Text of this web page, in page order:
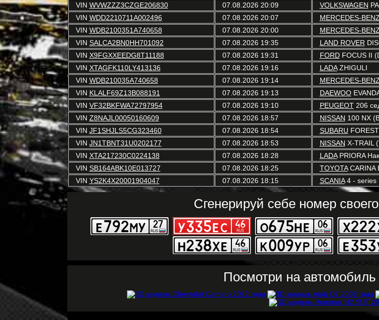
VIN WVWZZZ3CZGE206830 07.08.2026 20:09 VOLKSWAGEN
VIN WDD2210711A002496 07.08.2026 20:07 MERCEDES-BENZ
VIN WDB2100351A740658 07.08.2026 20:00 MERCEDES-BENZ
VIN SALCA2BN0HH701092 07.08.2026 19:35 LAND ROVER
VIN X9FGXXEEDG8T11188 07.08.2026 19:31 FORDFOCUS II
VIN XTAGFK110LY413136 07.08.2026 19:16 LADAZHIGULI
VIN WDB210035A740658 07.08.2026 19:14 MERCEDES-BENZ
VIN KLALF69Z13B088191 07.08.2026 19:13 DAEWOO
VIN VF32BKFWA72797954 07.08.2026 19:10 PEUGEOT206
VIN Z8NAJL00050160609 07.08.2026 18:57 NISSAN 100 NX
VIN JF1SHJLS5CG323460 07.08.2026 18:54 SUBARU
VIN JN1TBNT31U0202177 07.08.2026 18:53 NISSAN X-TRAIL
VIN XTA217230C0224138 07.08.2026 18:28 LADAPRIORA
VIN SB164ABK10E013727 07.08.2026 18:25 TOYOTACARINA
VIN YS2K4X20001904047 07.08.2026 18:15 SCANIA4 - series
Сгенерируй себе номер
Посмотри на